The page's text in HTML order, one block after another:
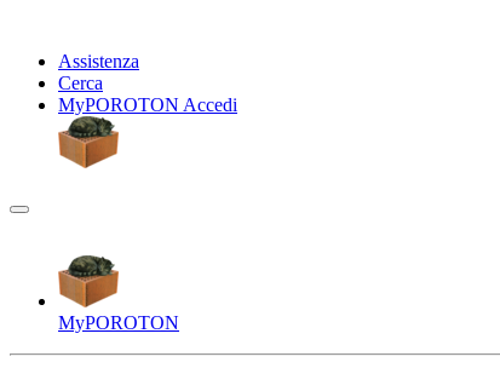
Assistenza
Cerca
MyPOROTON Accedi
MyPOROTON